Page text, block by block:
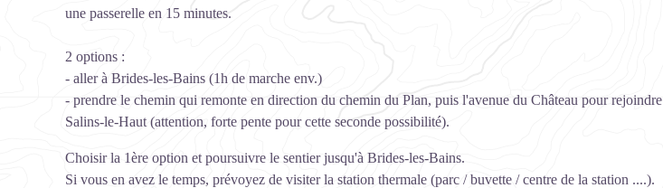
une passerelle en 15 minutes.
2 options :
- aller à Brides-les-Bains (1h de marche env.)
- prendre le chemin qui remonte en direction du chemin du Plan, puis l'avenue du Château pour rejoindre
Salins-le-Haut (attention, forte pente pour cette seconde possibilité).
Choisir la 1ère option et poursuivre le sentier jusqu'à Brides-les-Bains.
Si vous en avez le temps, prévoyez de visiter la station thermale (parc / buvette / centre de la station ....).